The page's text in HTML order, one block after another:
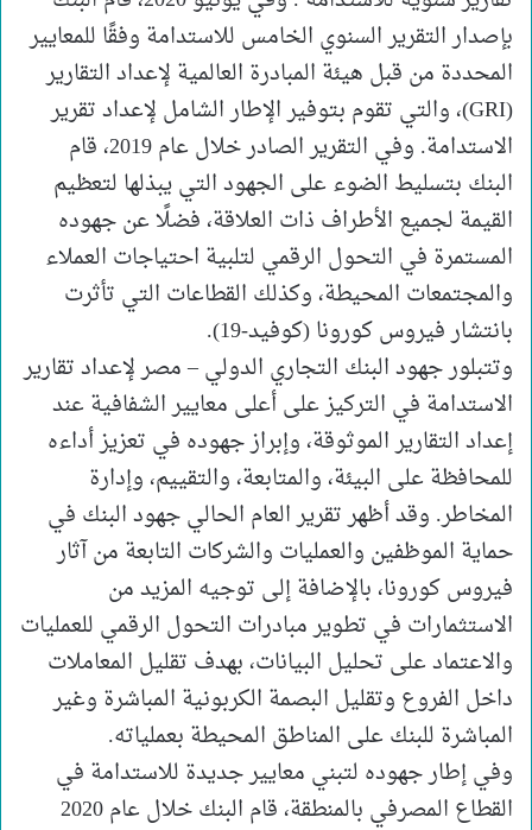
بإصدار التقرير السنوي الخامس للاستدامة وفقًا للمعايير
المحددة من قبل هيئة المبادرة العالمية لإعداد التقارير
(GRI)، والتي تقوم بتوفير الإطار الشامل لإعداد تقرير
الاستدامة. وفي التقرير الصادر خلال عام 2019، قام
البنك بتسليط الضوء على الجهود التي يبذلها لتعظيم
القيمة لجميع الأطراف ذات العلاقة، فضلًا عن جهوده
المستمرة في التحول الرقمي لتلبية احتياجات العملاء
والمجتمعات المحيطة، وكذلك القطاعات التي تأثرت
بانتشار فيروس كورونا (كوفيد-19).
وتتبلور جهود البنك التجاري الدولي – مصر لإعداد تقارير
الاستدامة في التركيز على أعلى معايير الشفافية عند
إعداد التقارير الموثوقة، وإبراز جهوده في تعزيز أداءه
للمحافظة على البيئة، والمتابعة، والتقييم، وإدارة
المخاطر. وقد أظهر تقرير العام الحالي جهود البنك في
حماية الموظفين والعمليات والشركات التابعة من آثار
فيروس كورونا، بالإضافة إلى توجيه المزيد من
الاستثمارات في تطوير مبادرات التحول الرقمي للعمليات
والاعتماد على تحليل البيانات، بهدف تقليل المعاملات
داخل الفروع وتقليل البصمة الكربونية المباشرة وغير
المباشرة للبنك على المناطق المحيطة بعملياته.
وفي إطار جهوده لتبني معايير جديدة للاستدامة في
القطاع المصرفي بالمنطقة، قام البنك خلال عام 2020